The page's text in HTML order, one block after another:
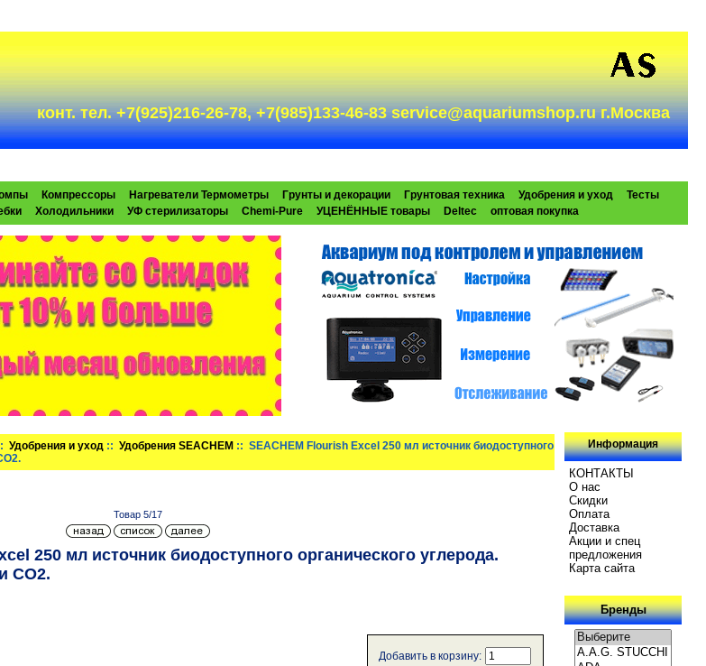
конт. тел. +7(925)216-26-78, +7(985)133-46-83 service@aquariumshop.ru г.Москва
Компрессоры Нагреватели Термометры Грунты и декорации Грунтовая техника Удобрения и уход
Тесты
Холодильники УФ стерилизаторы Chemi-Pure УЦЕНЁННЫЕ товары Deltec оптовая покупка
Удобрения и уход ::Удобрения SEACHEM :: SEACHEM Flourish Excel 250 мл источник биодоступного
Товар 5/17
250 мл источник биодоступного органического углерода.
СО2.
Добавить в корзину:
Информация
КОНТАКТЫ
О нас
Скидки
Oплатa
Доставка
Акции и спец
предложения
Карта сайта
Бренды